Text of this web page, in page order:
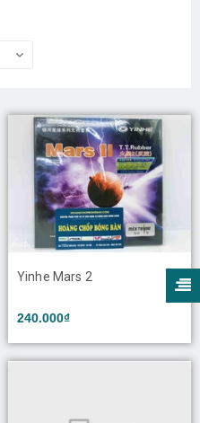
Yinhe Mars 2
240.000₫